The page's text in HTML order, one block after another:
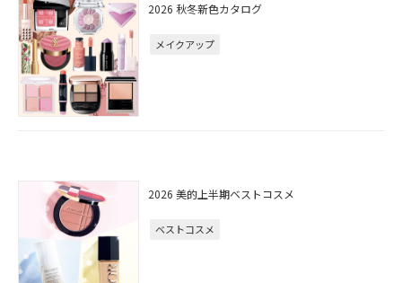
2026 秋冬新色カタログ
メイクアップ
2026 美的上半期ベストコスメ
ベストコスメ